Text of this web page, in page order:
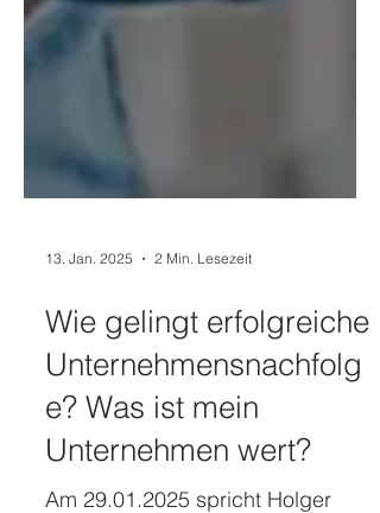
Wie gelingt erfolgreiche
Unternehmensnachfolg
e? Was ist mein
Unternehmen wert?